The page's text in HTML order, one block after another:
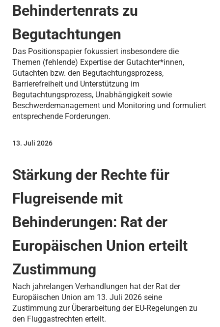
Behindertenrats zu
Begutachtungen
Das Positionspapier fokussiert insbesondere die
Themen (fehlende) Expertise der Gutachter*innen,
Gutachten bzw. den Begutachtungsprozess,
Barrierefreiheit und Unterstützung im
Begutachtungsprozess, Unabhängigkeit sowie
Beschwerdemanagement und Monitoring und formuliert
entsprechende Forderungen.
Stärkung der Rechte für
Flugreisende mit
Behinderungen: Rat der
Europäischen Union erteilt
Zustimmung
13. Juli 2026
Nach jahrelangen Verhandlungen hat der Rat der
Europäischen Union am 13. Juli 2026 seine
Zustimmung zur Überarbeitung der EU-Regelungen zu
den Fluggastrechten erteilt.